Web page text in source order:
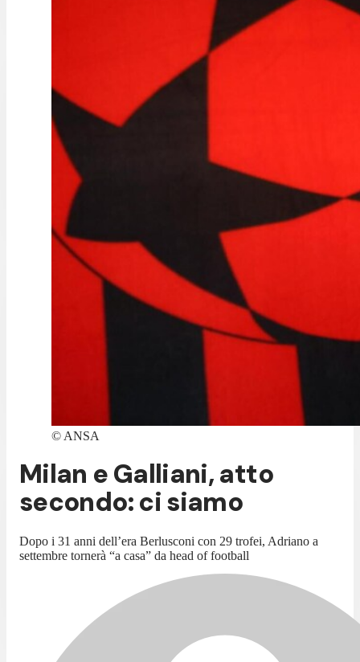
© ANSA
Milan e Galliani, atto
secondo: ci siamo
Dopo i 31 anni dell’era Berlusconi con 29 trofei, Adriano a
settembre tornerà “a casa” da head of football